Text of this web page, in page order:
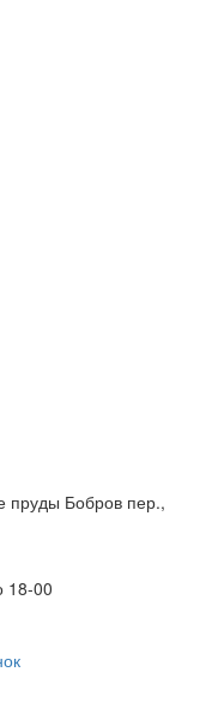
пруды Бобров пер.,
18-00